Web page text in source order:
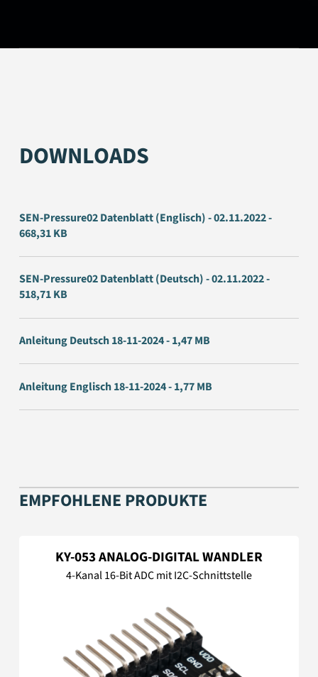
DOWNLOADS
SEN-Pressure02 Datenblatt (Englisch) - 02.11.2022 -
668,31 KB
SEN-Pressure02 Datenblatt (Deutsch) - 02.11.2022 -
518,71 KB
Anleitung Deutsch 18-11-2024 - 1,47 MB
Anleitung Englisch 18-11-2024 - 1,77 MB
EMPFOHLENE PRODUKTE
KY-053 ANALOG-DIGITAL WANDLER
4-Kanal 16-Bit ADC mit I2C-Schnittstelle